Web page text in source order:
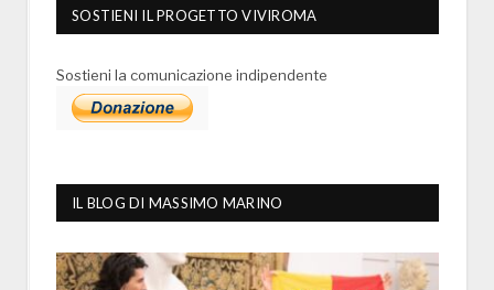
SOSTIENI IL PROGETTO VIVIROMA
Sostieni la comunicazione indipendente
IL BLOG DI MASSIMO MARINO